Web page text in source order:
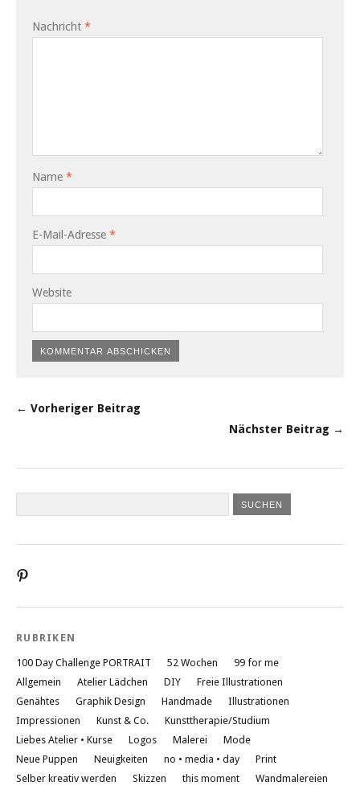
Nachricht *
Name *
E-Mail-Adresse *
Website
← Vorheriger Beitrag
Nächster Beitrag →
anzeigen
RUBRIKEN
100 Day Challenge PORTRAIT 52 Wochen
99 for me
Allgemein
Atelier Lädchen DIY
Freie Illustrationen
Genähtes
Graphik Design Handmade
Illustrationen
Impressionen
Kunst & Co.
Kunsttherapie/Studium
Liebes Atelier • Kurse
Logos Malerei
Mode
Neue Puppen
Neuigkeiten no • media • day
Print
Selber kreativ werden
Skizzen this moment
Wandmalereien